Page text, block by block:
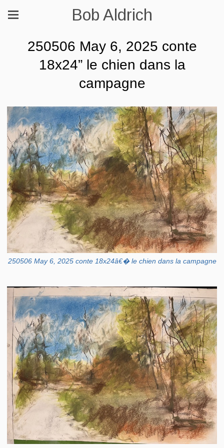
Bob Aldrich
250506 May 6, 2025 conte
18x24” le chien dans la
campagne
250506 May 6, 2025 conte 18x24â€� le chien dans la campagne